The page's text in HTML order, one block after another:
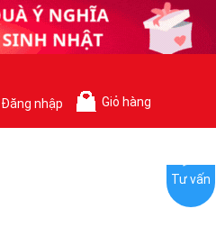
Đăng nhập Giỏ hàng
Tư vấn